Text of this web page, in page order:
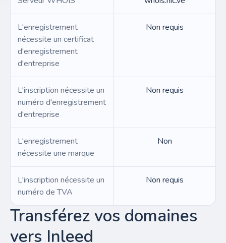
L'enregistrement
nécessite un certificat
d'enregistrement
d'entreprise
Non requis
L'inscription nécessite un
numéro d'enregistrement
d'entreprise
Non requis
L'enregistrement
nécessite une marque
Non
L'inscription nécessite un
numéro de TVA
Non requis
Transférez vos domaines
vers Inleed